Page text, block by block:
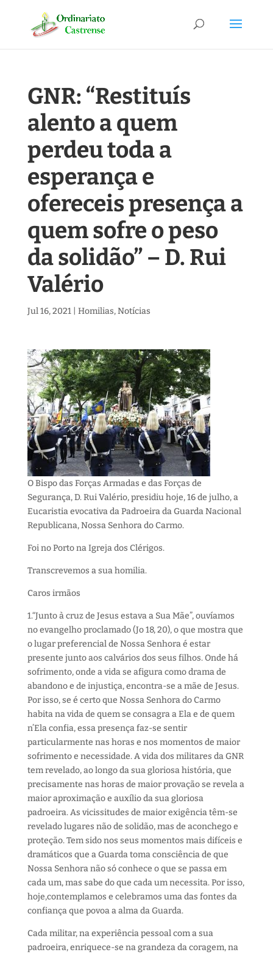
GNR: “Restituís
alento a quem
perdeu toda a
esperança e
ofereceis presença a
quem sofre o peso
da solidão” – D. Rui
Valério
Jul 16, 2021| Homilias,Notícias
O Bispo das Forças Armadas e das Forças de
Segurança, D. Rui Valério, presidiu hoje, 16 de julho, a
Eucaristia evocativa da Padroeira da Guarda Nacional
Republicana, Nossa Senhora do Carmo.
Foi no Porto na Igreja dos Clérigos.
Transcrevemos a sua homilia.
Caros irmãos
1.“Junto à cruz de Jesus estava a Sua Mãe”, ouvíamos
no evangelho proclamado (Jo 18, 20),o que mostraque
o lugar preferencial de Nossa Senhoraé estar
presente juntoaos calvários dos seus filhos.Onde há
sofrimento,onde a vida se afigura comodrama de
abandono e de injustiça,encontra-se a mãe de Jesus.
Por isso, se é certo que Nossa Senhora do Carmo
habitana vida de quem se consagraa Elae de quem
n’Ela confia, essa presençafaz-se sentir
particularmente nas horas e nos momentos de maior
sofrimento e necessidade. A vida dos militares da GNR
tem revelado, ao longo da sua gloriosa história,que
precisamente nas horas de maior provaçãose revelaa
maior aproximação e auxílio da sua gloriosa
padroeira.As vicissitudes de maior exigência têm-se
reveladolugares não de solidão, mas de aconchego e
proteção. Tem sido nos seus momentos mais difíceis e
dramáticos que a Guardatoma consciência de que
Nossa Senhoranão só conhece o que se passaem
cada um,mas sabe doque cada umnecessita. Por isso,
hoje,contemplamos e celebramos uma das fontes da
confiança que povoa a almada Guarda.
Cadamilitar, na experiência pessoal com a sua
padroeira,enriquece-se na grandeza da coragem,na